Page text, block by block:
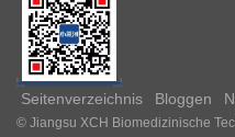
Seitenverzeichnis Bloggen
© Jiangsu XCH Biomedizinische